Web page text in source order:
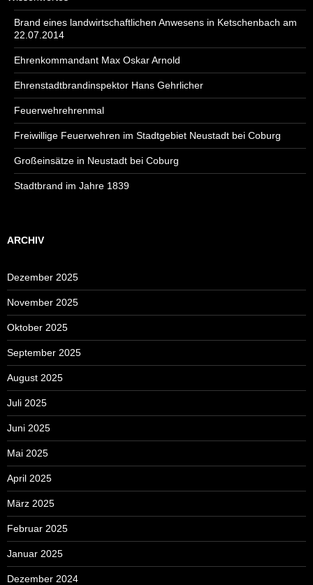
Brand eines landwirtschaftlichen Anwesens in Ketschenbach am
22.07.2014
Ehrenkommandant Max Oskar Arnold
Ehrenstadtbrandinspektor Hans Gehrlicher
Feuerwehrehrenmal
Freiwillige Feuerwehren im Stadtgebiet Neustadt bei Coburg
Großeinsätze in Neustadt bei Coburg
Stadtbrand im Jahre 1839
ARCHIV
Dezember 2025
November 2025
Oktober 2025
September 2025
August 2025
Juli 2025
Juni 2025
Mai 2025
April 2025
März 2025
Februar 2025
Januar 2025
Dezember 2024